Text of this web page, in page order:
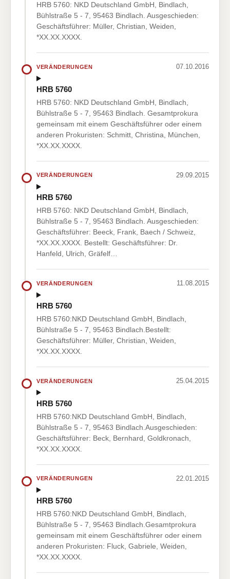
HRB 5760: NKD Deutschland GmbH, Bindlach,
Bühlstraße 5 - 7, 95463 Bindlach. Ausgeschieden:
Geschäftsführer: Müller, Christian, Weiden,
*XX.XX.XXXX.
VERÄNDERUNGEN 07.10.2016
HRB 5760
HRB 5760: NKD Deutschland GmbH, Bindlach,
Bühlstraße 5 - 7, 95463 Bindlach. Gesamtprokura
gemeinsam mit einem Geschäftsführer oder einem
anderen Prokuristen: Schmitt, Christina, München,
*XX.XX.XXXX.
VERÄNDERUNGEN 29.09.2015
HRB 5760
HRB 5760: NKD Deutschland GmbH, Bindlach,
Bühlstraße 5 - 7, 95463 Bindlach. Ausgeschieden:
Geschäftsführer: Beeck, Frank, Baech / Schweiz,
*XX.XX.XXXX. Bestellt: Geschäftsführer: Dr.
Hanfeld, Ulrich, Gräfelf…
VERÄNDERUNGEN 11.08.2015
HRB 5760
HRB 5760:NKD Deutschland GmbH, Bindlach,
Bühlstraße 5 - 7, 95463 Bindlach.Bestellt:
Geschäftsführer: Müller, Christian, Weiden,
*XX.XX.XXXX.
VERÄNDERUNGEN 25.04.2015
HRB 5760
HRB 5760:NKD Deutschland GmbH, Bindlach,
Bühlstraße 5 - 7, 95463 Bindlach.Ausgeschieden:
Geschäftsführer: Beck, Bernhard, Goldkronach,
*XX.XX.XXXX.
VERÄNDERUNGEN 22.01.2015
HRB 5760
HRB 5760:NKD Deutschland GmbH, Bindlach,
Bühlstraße 5 - 7, 95463 Bindlach.Gesamtprokura
gemeinsam mit einem Geschäftsführer oder einem
anderen Prokuristen: Fluck, Gabriele, Weiden,
*XX.XX.XXXX.